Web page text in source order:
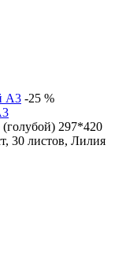
-25 %
297*420
30 листов, Лилия